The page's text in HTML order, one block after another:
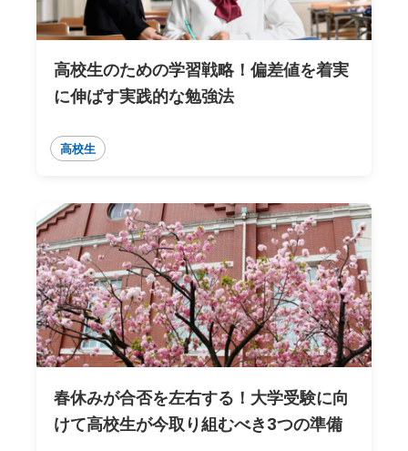
高校生のための学習戦略！偏差値を着実
に伸ばす実践的な勉強法
高校生
春休みが合否を左右する！大学受験に向
けて高校生が今取り組むべき3つの準備